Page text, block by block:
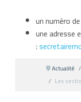
un numéro
une adresse
:
Actualité
Les